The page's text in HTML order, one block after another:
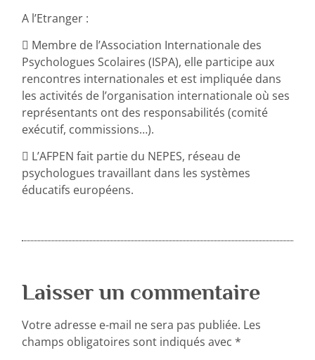
A l’Etranger :
 Membre de l’Association Internationale des
Psychologues Scolaires (ISPA), elle participe aux
rencontres internationales et est impliquée dans
les activités de l’organisation internationale où ses
représentants ont des responsabilités (comité
exécutif, commissions…).
 L’AFPEN fait partie du NEPES, réseau de
psychologues travaillant dans les systèmes
éducatifs européens.
Laisser un commentaire
Votre adresse e-mail ne sera pas publiée. Les
champs obligatoires sont indiqués avec*